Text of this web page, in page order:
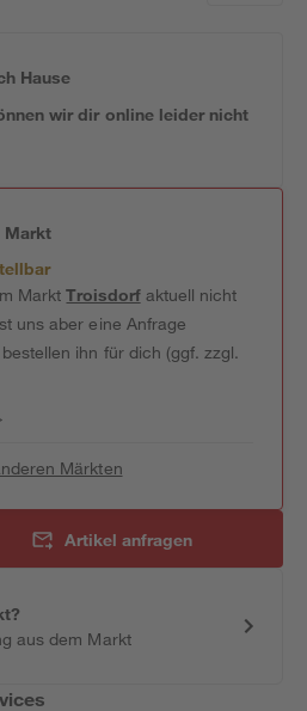
Hause
wir dir online leider nicht
Markt
MarktTroisdorfaktuell nicht
uns aber eine Anfrage
ihn für dich (ggf. zzgl.
Märkten
Artikel anfragen
aus dem Markt